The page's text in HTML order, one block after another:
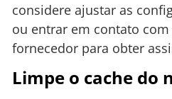
considere ajustar as
ou entrar em contato
fornecedor para obter
Limpe o cache do